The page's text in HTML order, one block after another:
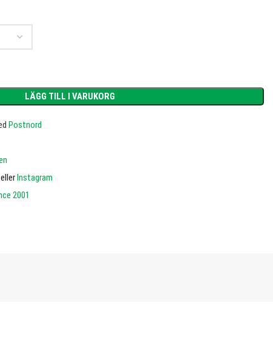
LÄGG TILL I VARUKORG
Postnord
ellerInstagram
2001